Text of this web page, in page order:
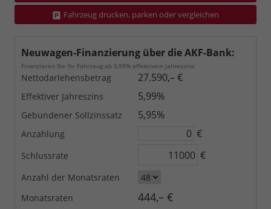
Fahrzeug drucken, parken oder vergleichen
Neuwagen-Finanzierung über die AKF-Bank:
Finanzieren Sie Ihr Fahrzeug ab 5,99% effektivem Jahreszins
Nettodarlehensbetrag 27.590,– €
Effektiver Jahreszins 5,99%
Gebundener Sollzinssatz 5,95%
Anzahlung €
Schlussrate €
Anzahl der Monatsraten
Monatsraten
444,– €